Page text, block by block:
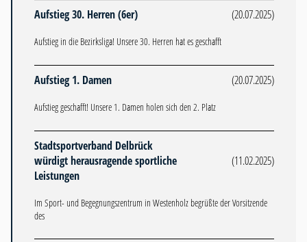
Aufstieg 30. Herren (6er) (20.07.2025)
Aufstieg in die Bezirksliga! Unsere 30. Herren hat es geschafft
Aufstieg 1. Damen (20.07.2025)
Aufstieg geschafft! Unsere 1. Damen holen sich den 2. Platz
Stadtsportverband Delbrück
würdigt herausragende sportliche
Leistungen
(11.02.2025)
Im Sport- und Begegnungszentrum in Westenholz begrüßte der Vorsitzende
des